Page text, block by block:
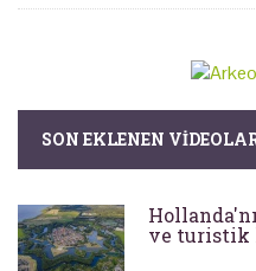
SON EKLENEN
ve turistik